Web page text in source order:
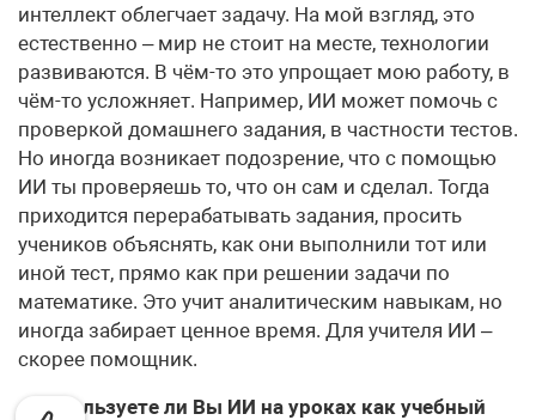
интеллект облегчает задачу. На мой взгляд, это
естественно – мир не стоит на месте, технологии
развиваются. В чём-то это упрощает мою работу, в
чём-то усложняет. Например, ИИ может помочь с
проверкой домашнего задания, в частности тестов.
Но иногда возникает подозрение, что с помощью
ИИ ты проверяешь то, что он сам и сделал. Тогда
приходится перерабатывать задания, просить
учеников объяснять, как они выполнили тот или
иной тест, прямо как при решении задачи по
математике. Это учит аналитическим навыкам, но
иногда забирает ценное время. Для учителя ИИ –
скорее помощник.
– Используете ли Вы ИИ на уроках как учебный